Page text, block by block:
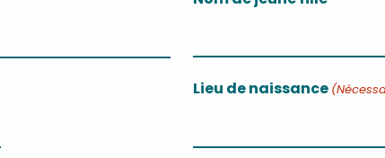
Lieu de naissance